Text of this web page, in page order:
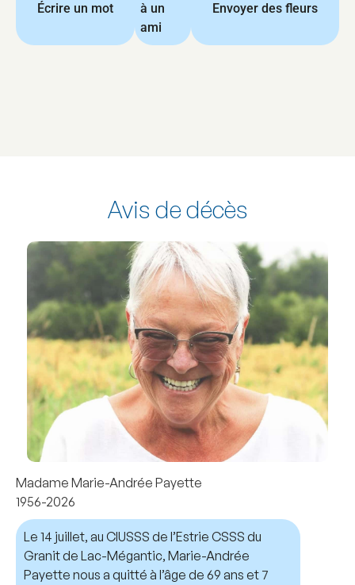
Écrire un mot
à un
ami
Envoyer des fleurs
Avis de décès
Madame Marie-Andrée Payette
1956-2026
Le 14 juillet, au CIUSSS de l’Estrie CSSS du
Granit de Lac-Mégantic, Marie-Andrée
Payette nous a quitté à l’âge de 69 ans et 7